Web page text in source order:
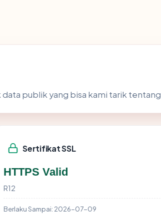
publik yang bisa kami tarik tentang
Sertifikat SSL
HTTPS Valid
R12
Berlaku Sampai: 2026-07-09